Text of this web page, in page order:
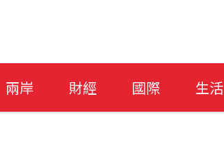
兩岸 財經 國際 生活